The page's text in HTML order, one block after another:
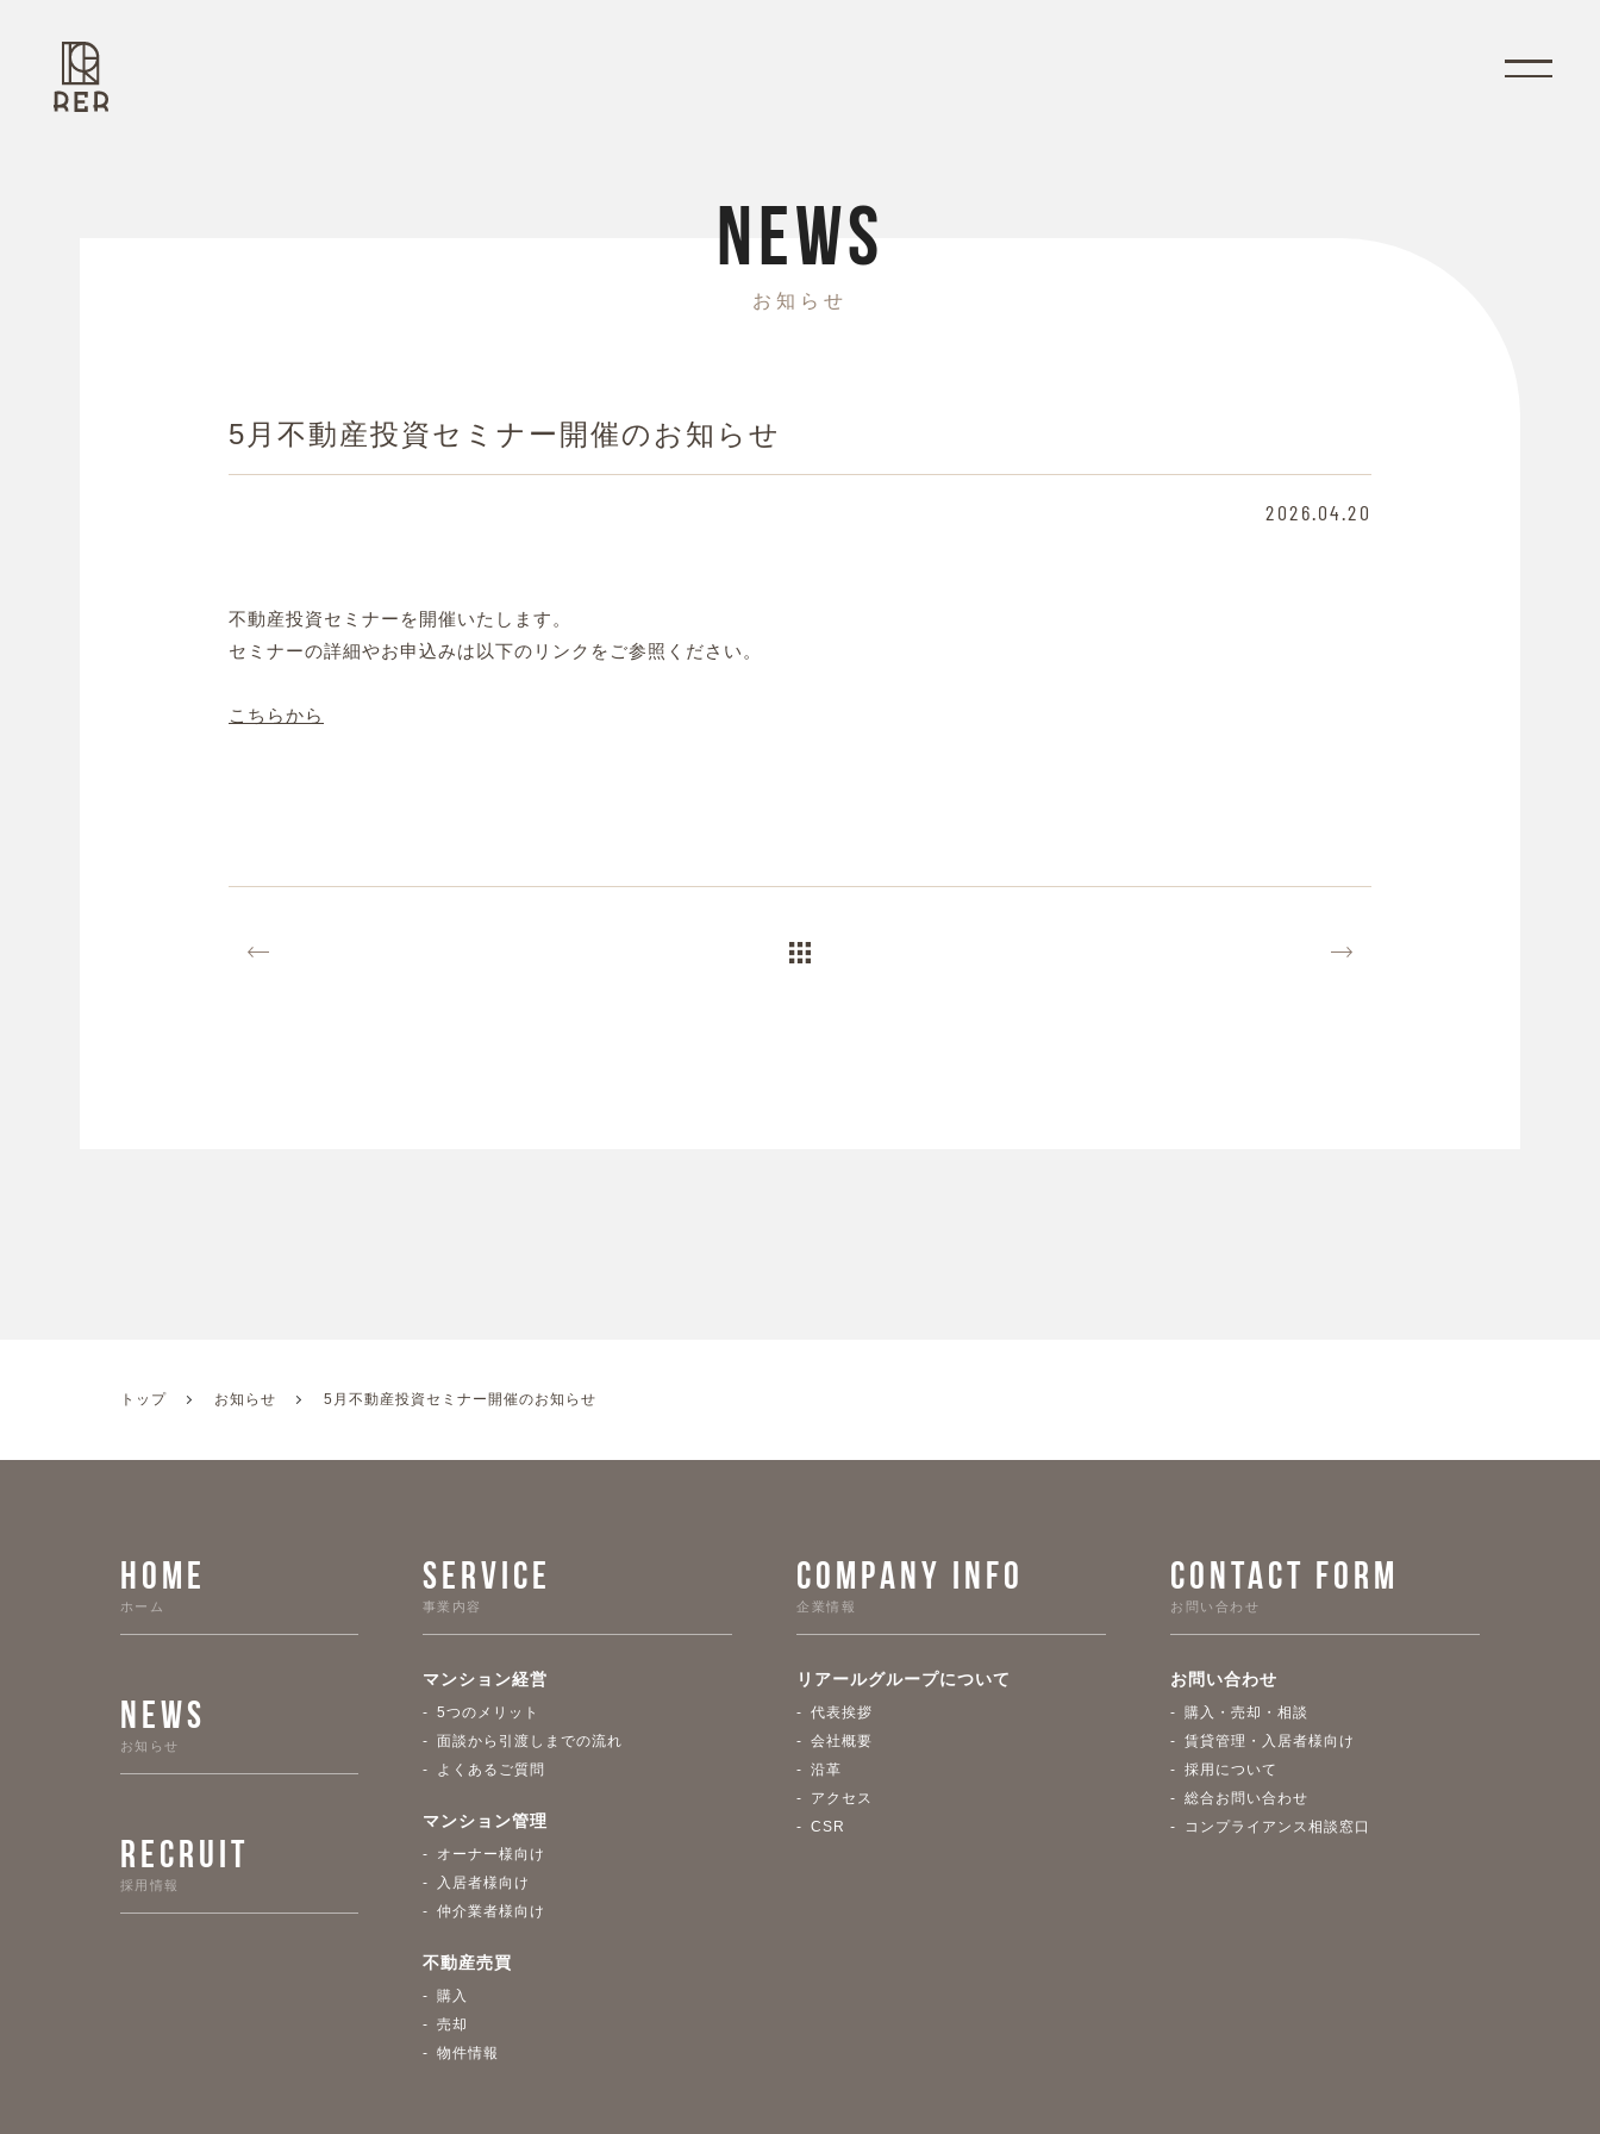
NEWS
お 知 ら せ
5月不動産投資セミナー開催のお知らせ
2026.04.20
不動産投資セミナーを開催いたします。
セミナーの詳細やお申込みは以下のリンクをご参照ください。
こちらから
トップ お知らせ 5月不動産投資セミナー開催のお知らせ
HOME
ホーム
NEWS
お知らせ
RECRUIT
採用情報
SERVICE
事業内容
マンション経営
5つのメリット
面談から引渡しまでの流れ
よくあるご質問
マンション管理
オーナー様向け
入居者様向け
仲介業者様向け
不動産売買
購入
売却
物件情報
COMPANY INFO
企業情報
リアールグループについて
代表挨拶
会社概要
沿革
アクセス
CSR
CONTACT FORM
お問い合わせ
お問い合わせ
購入・売却・相談
賃貸管理・入居者様向け
採用について
総合お問い合わせ
コンプライアンス相談窓口